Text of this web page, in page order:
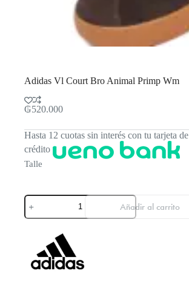
Adidas Vl Court Bro Animal Primp Wm
₲520.000
Hasta 12 cuotas sin interés con tu tarjeta de
crédito
Talle
Adidas
Vl
Court
Primp
Wm
cantidad
Añadir al carrito